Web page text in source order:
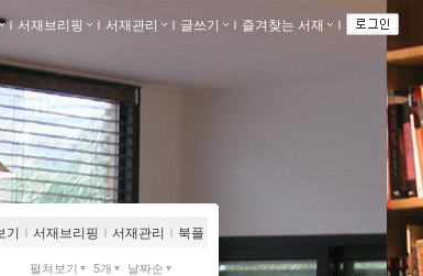
ｌ 서재브리핑 ｌ 서재관리 ｌ 글쓰기 ｌ 즐겨찾는 서재 ｌ
기 ｌ 서재브리핑 ｌ 서재관리 ｌ 북플
펼쳐보기 5개 날짜순